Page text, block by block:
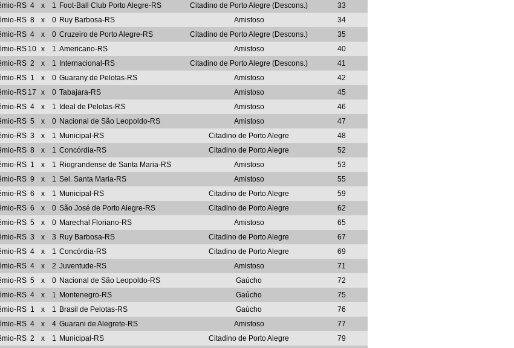
RS 4 x 1 Foot-Ball Club Porto Alegre-RS Citadino de Porto Alegre (Descons.)
33
RS 8 x 0 Ruy Barbosa-RS Amistoso
34
RS 4 x 0 Cruzeiro de Porto Alegre-RS Citadino de Porto Alegre (Descons.)
35
RS 10 x 1 Americano-RS Amistoso
40
RS 2 x 1 Internacional-RS Citadino de Porto Alegre (Descons.)
41
RS 1 x 0 Guarany de Pelotas-RS Amistoso
42
RS 17 x 0 Tabajara-RS Amistoso
45
RS 4 x 1 Ideal de Pelotas-RS Amistoso
46
RS 5 x 0 Nacional de São Leopoldo-RS Amistoso
47
RS 3 x 1 Municipal-RS Citadino de Porto Alegre
48
RS 8 x 1 Concórdia-RS Citadino de Porto Alegre
52
RS 1 x 1 Riograndense de Santa Maria-RS Amistoso
53
RS 9 x 1 Sel. Santa Maria-RS Amistoso
55
RS 6 x 1 Municipal-RS Citadino de Porto Alegre
59
RS 6 x 0 São José de Porto Alegre-RS Citadino de Porto Alegre
62
RS 5 x 0 Marechal Floriano-RS Amistoso
65
RS 3 x 3 Ruy Barbosa-RS Citadino de Porto Alegre
67
RS 4 x 1 Concórdia-RS Citadino de Porto Alegre
69
RS 4 x 2 Juventude-RS Amistoso
71
RS 5 x 0 Nacional de São Leopoldo-RS Gaúcho
72
RS 4 x 1 Montenegro-RS Gaúcho
75
RS 1 x 1 Brasil de Pelotas-RS Gaúcho
76
RS 4 x 4 Guarani de Alegrete-RS Amistoso
77
RS 2 x 1 Municipal-RS Citadino de Porto Alegre
79